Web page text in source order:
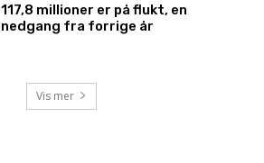
117,8 millioner er på flukt, en
nedgang fra forrige år
Vis mer